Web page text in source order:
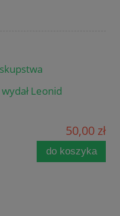
Leonid
50,00 zł
do koszyka